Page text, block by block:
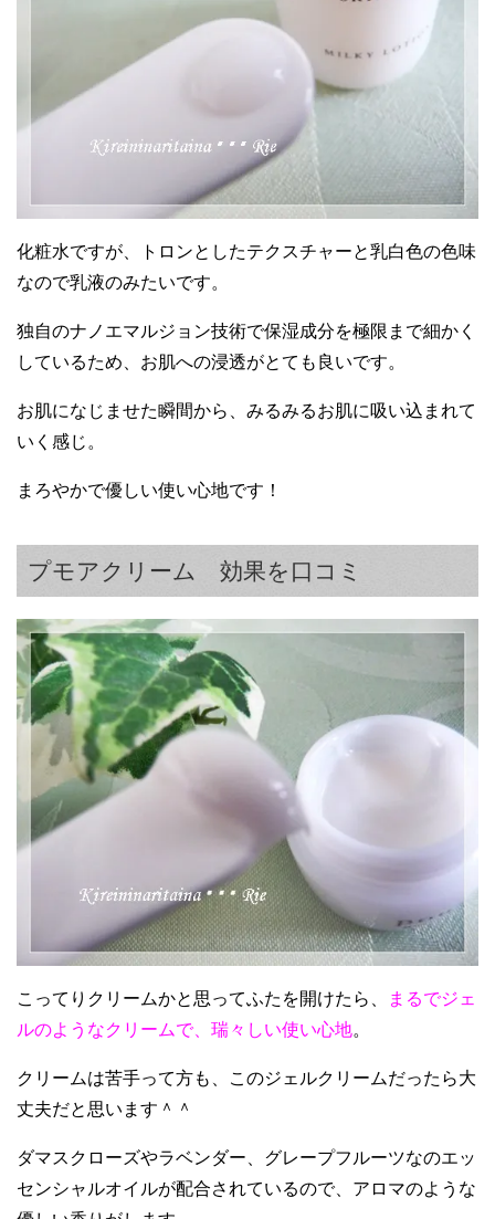
化粧水ですが、トロンとしたテクスチャーと乳白色の色味
なので乳液のみたいです。
独自のナノエマルジョン技術で保湿成分を極限まで細かく
しているため、お肌への浸透がとても良いです。
お肌になじませた瞬間から、みるみるお肌に吸い込まれて
いく感じ。
まろやかで優しい使い心地です！
プモアクリーム 効果を口コミ
こってりクリームかと思ってふたを開けたら、
まるでジェ
ルのようなクリームで、瑞々しい使い心地。
クリームは苦手って方も、このジェルクリームだったら大
丈夫だと思います＾＾
ダマスクローズやラベンダー、グレープフルーツなのエッ
センシャルオイルが配合されているので、アロマのような